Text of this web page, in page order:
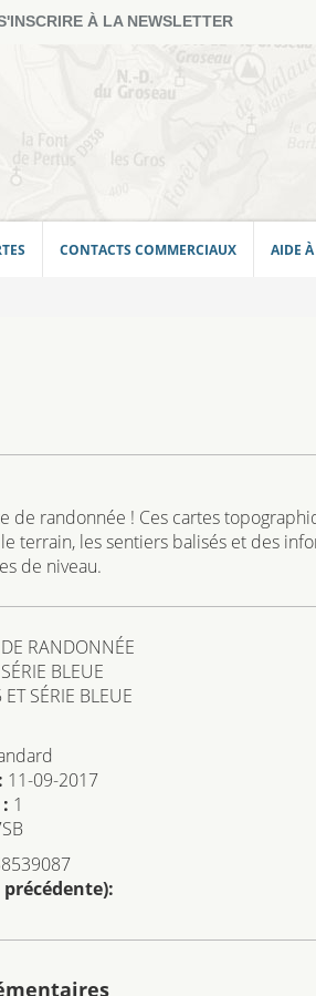
À LA NEWSLETTER
CONTACTS COMMERCIAUX AIDE
de randonnée ! Ces cartes
terrain, les sentiers balisés et des
de niveau.
RANDONNÉE
BLEUE
SÉRIE BLEUE
11-09-2017
1